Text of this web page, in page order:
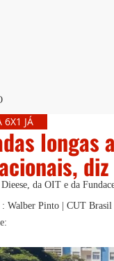
6X1 JÁ
longas
da OIT e da
Walber Pinto | CUT Brasil